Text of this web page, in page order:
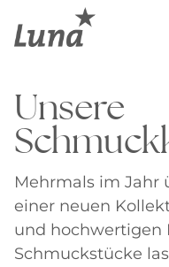
Unsere
Mehrmals im Jahr
einer neuen
und hochwertigen
Schmuckstücke